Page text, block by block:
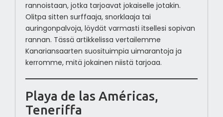
rannoistaan, jotka tarjoavat jokaiselle jotakin.
Olitpa sitten surffaaja, snorklaaja tai
auringonpalvoja, löydät varmasti itsellesi sopivan
rannan. Tässä artikkelissa vertailemme
Kanariansaarten suosituimpia uimarantoja ja
kerromme, mitä jokainen niistä tarjoaa.
Playa de las Américas,
Teneriffa